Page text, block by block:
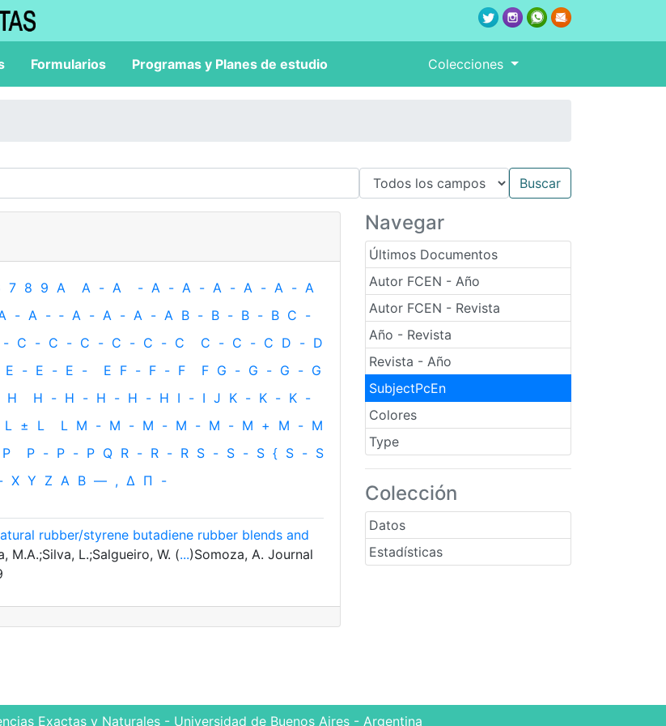
Formularios Programas y Planes de estudio Colecciones
Navegar
Últimos Documentos
Autor FCEN - Año
Autor FCEN - Revista
Año - Revista
Revista - Año
SubjectPcEn
Colores
Type
Colección
Datos
Estadísticas
7 8 9 A A - A - A - A - A - A - A - A
- A - ‐ A - A - A - A B - B - B - B C -
- C - C - C - C - C - C C - C - C D - D
E - E - E - E F - F - F F G - G - G - G
H H - H - H - H - H I - I J K - K - K -
L ± L L M - M - M - M - M - M + M - M
P P - P - P Q R - R - R S - S - S { S - S
X Y Z Α Β — , Δ Π -
rubber/styrene butadiene rubber blends and
M.A.;Silva, L.;Salgueiro, W. (...)Somoza, A. Journal
Exactas y Naturales - Universidad de Buenos Aires - Argentina